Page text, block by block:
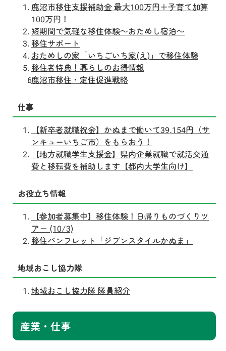
鹿沼市移住支援補助金 最大100万円＋子育て加算
100万円！
短期間で気軽な移住体験～おためし宿泊～
移住サポート
おためしの家「いちごいち家(え)」で移住体験
移住者特典！暮らしのお得情報
鹿沼市移住・定住促進戦略
仕事
【新卒者就職祝金】かぬまで働いて39,154円（サ
ンキューいちご市）をもらおう！
【地方就職学生支援金】県内企業就職で就活交通
費と移転費を補助します【都内大学生向け】
お役立ち情報
【参加者募集中】移住体験！日帰りものづくりツ
アー (10/3)
移住パンフレット「ジブンスタイルかぬま」
地域おこし協力隊
地域おこし協力隊 隊員紹介
産業・仕事